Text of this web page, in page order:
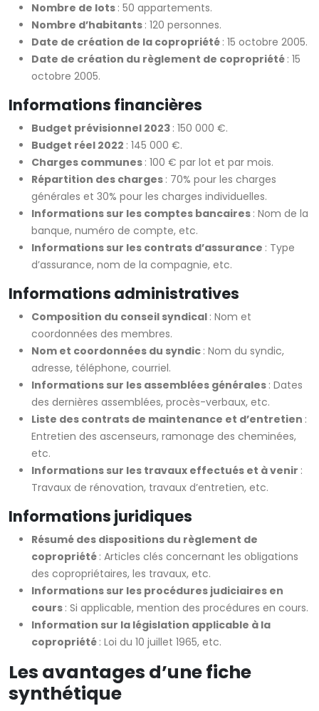
Nombre de lots : 50 appartements.
Nombre d’habitants : 120 personnes.
Date de création de la copropriété : 15 octobre 2005.
Date de création du règlement de copropriété : 15
octobre 2005.
Informations financières
Budget prévisionnel 2023 : 150 000 €.
Budget réel 2022 : 145 000 €.
Charges communes : 100 € par lot et par mois.
Répartition des charges : 70% pour les charges
générales et 30% pour les charges individuelles.
Informations sur les comptes bancaires : Nom de la
banque, numéro de compte, etc.
Informations sur les contrats d’assurance : Type
d’assurance, nom de la compagnie, etc.
Informations administratives
Composition du conseil syndical : Nom et
coordonnées des membres.
Nom et coordonnées du syndic : Nom du syndic,
adresse, téléphone, courriel.
Informations sur les assemblées générales : Dates
des dernières assemblées, procès-verbaux, etc.
Liste des contrats de maintenance et d’entretien :
Entretien des ascenseurs, ramonage des cheminées,
etc.
Informations sur les travaux effectués et à venir :
Travaux de rénovation, travaux d’entretien, etc.
Informations juridiques
Résumé des dispositions du règlement de
copropriété : Articles clés concernant les obligations
des copropriétaires, les travaux, etc.
Informations sur les procédures judiciaires en
cours : Si applicable, mention des procédures en cours.
Information sur la législation applicable à la
copropriété : Loi du 10 juillet 1965, etc.
Les avantages d’une fiche
synthétique